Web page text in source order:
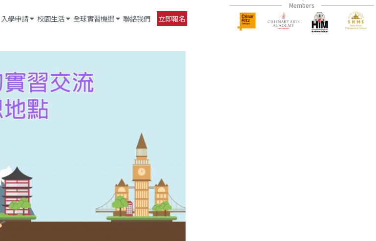
入學申請 校園生活 全球實習機遇 聯絡我們 立即報名
Members